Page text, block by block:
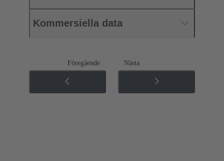
Kommersiella data
Föregående Nästa